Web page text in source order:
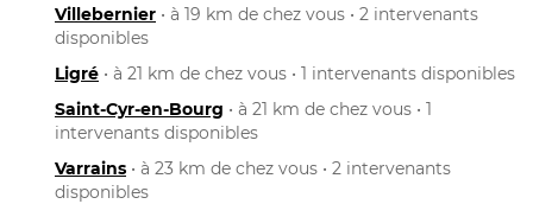
Villebernier • à 19 km de chez vous • 2 intervenants
disponibles
Ligré • à 21 km de chez vous • 1 intervenants disponibles
Saint-Cyr-en-Bourg • à 21 km de chez vous • 1
intervenants disponibles
Varrains • à 23 km de chez vous • 2 intervenants
disponibles